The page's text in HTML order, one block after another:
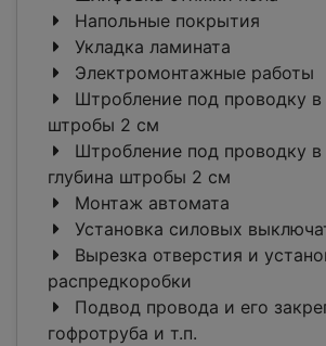
Напольные покрытия
Укладка ламината
Электромонтажные работы
Штробление под проводку в
штробы 2 см
Штробление под проводку в
глубина штробы 2 см
Монтаж автомата
Установка силовых
Вырезка отверстия и
распредкоробки
Подвод провода и его
гофротруба и т.п.